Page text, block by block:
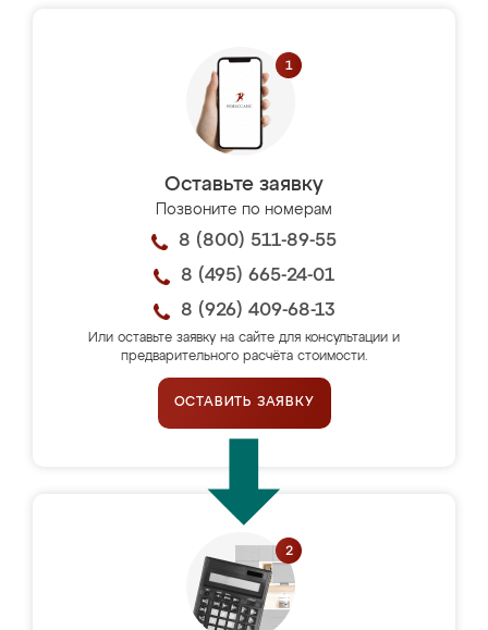
Оставьте заявку
Позвоните по номерам
8 (800) 511-89-55
8 (495) 665-24-01
8 (926) 409-68-13
Или оставьте заявку на сайте для консультации и
предварительного расчёта стоимости.
ОСТАВИТЬ ЗАЯВКУ